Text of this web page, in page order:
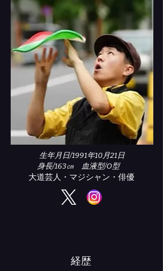
生年月日/1991年10月21日
​身長/163㎝ 血液型/O型
​大道芸人・マジシャン・俳優
​経歴